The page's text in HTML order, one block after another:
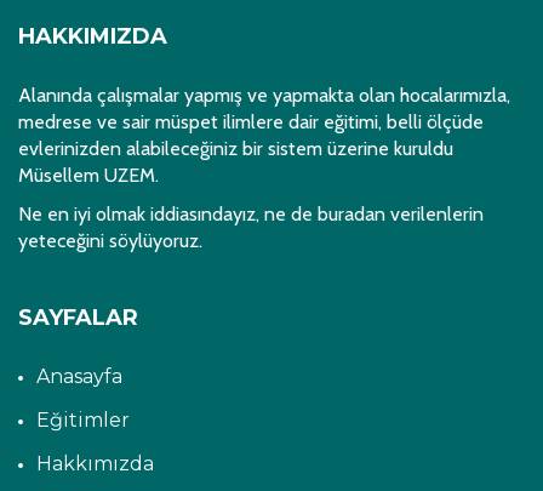
HAKKIMIZDA
Alanında çalışmalar yapmış ve yapmakta olan hocalarımızla,
medrese ve sair müspet ilimlere dair eğitimi, belli ölçüde
evlerinizden alabileceğiniz bir sistem üzerine kuruldu
Müsellem UZEM.
Ne en iyi olmak iddiasındayız, ne de buradan verilenlerin
yeteceğini söylüyoruz.
SAYFALAR
Anasayfa
Eğitimler
Hakkımızda